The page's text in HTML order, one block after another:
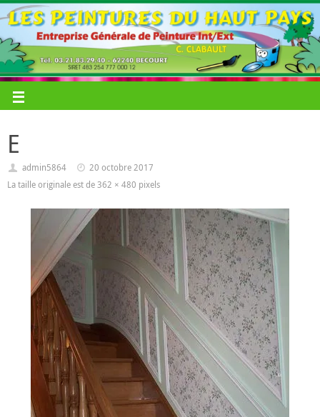
E
admin5864
20 octobre 2017
La taille originale est de362 × 480 pixels